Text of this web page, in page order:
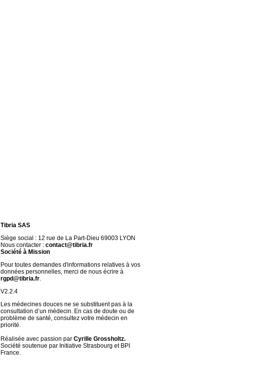
Tibria SAS
Siège social : 12 rue de La Part-Dieu 69003 LYON
Nous contacter :contact@tibria.fr
Société à Mission
Pour toutes demandes d'informations relatives à vos
données personnelles, merci de nous écrire à
rgpd@tibria.fr.
V2.2.4
Les médecines douces ne se substituent pas à la
consultation d’un médecin. En cas de doute ou de
problème de santé, consultez votre médecin en
priorité.
Réalisée avec passion parCyrille Grossholtz.
Société soutenue par Initiative Strasbourg et BPI
France.